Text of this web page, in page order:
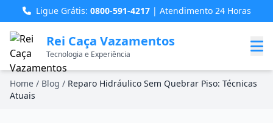
Ligue Grátis: 0800-591-4217| Atendimento 24 Horas
Rei Caça Vazamentos
Tecnologia e Experiência
Home / Blog / Reparo Hidráulico Sem Quebrar Piso: Técnicas
Atuais